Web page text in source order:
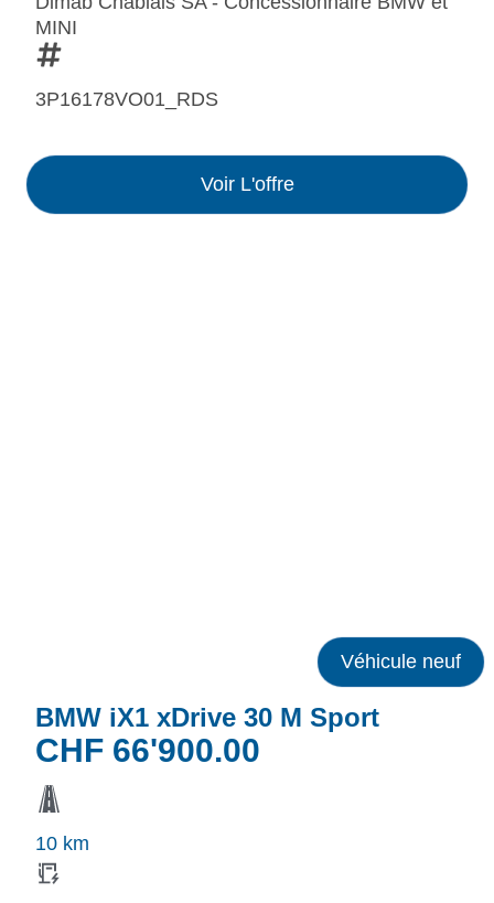
MINI
3P16178VO01_RDS
Voir L'offre
Véhicule neuf
BMW iX1 xDrive 30 M Sport
CHF 66'900.00
10 km